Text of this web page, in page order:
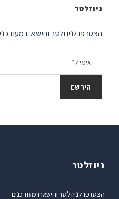
ניוזלטר
הצטרפו לניוזלטר והישארו
ניוזלטר
הצטרפו לניוזלטר והישארו מעודכנים